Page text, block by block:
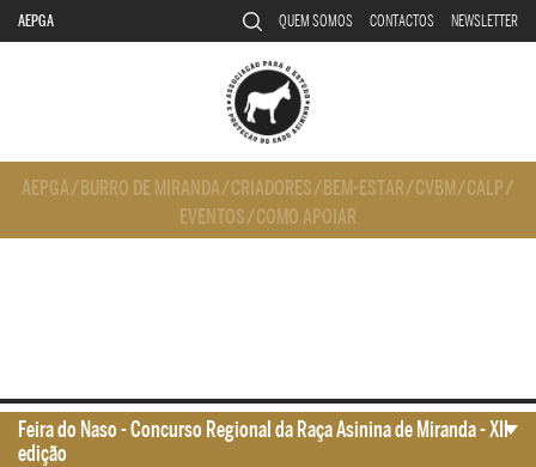
AEPGA QUEM SOMOS CONTACTOS NEWSLETTER
AEPGA/ BURRO DE MIRANDA/CRIADORES/ BEM-ESTAR/CVBM/CALP/
EVENTOS/COMO APOIAR
Feira do Naso - Concurso Regional da Raça Asinina de Miranda - XII
edição